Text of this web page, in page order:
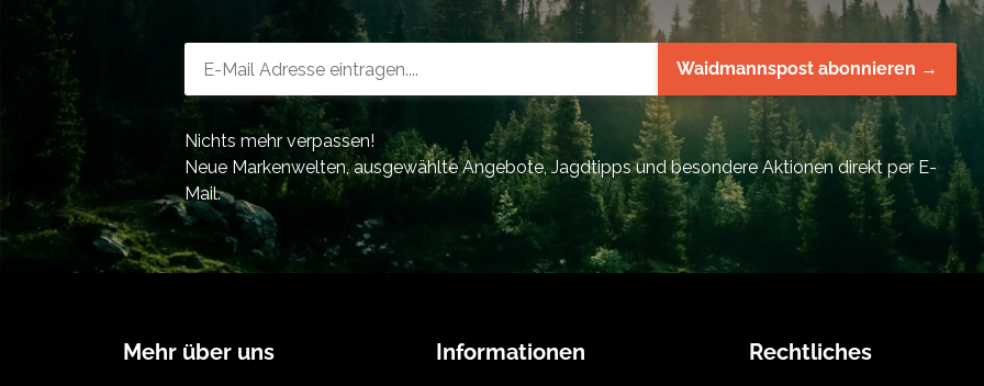
Waidmannspost abonnieren →
Nichts mehr verpassen!
Neue Markenwelten, ausgewählte Angebote, Jagdtipps und besondere Aktionen direkt per E-
Mail.
Mehr über uns Informationen Rechtliches